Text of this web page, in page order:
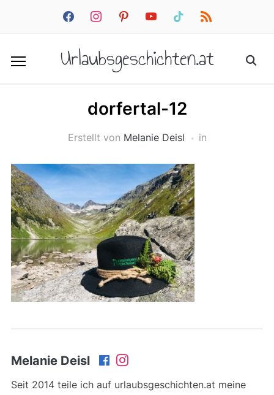
facebookinstagrampinterestyoutube tiktok rss
Urlaubsgeschichten.at
dorfertal-12
Erstellt von Melanie Deisl in
Melanie Deisl
Seit 2014 teile ich auf urlaubsgeschichten.at meine